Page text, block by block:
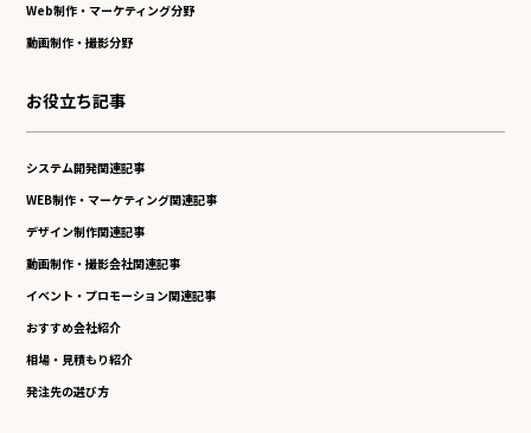
Web制作・マーケティング分野
動画制作・撮影分野
お役立ち記事
システム開発関連記事
WEB制作・マーケティング関連記事
デザイン制作関連記事
動画制作・撮影会社関連記事
イベント・プロモーション関連記事
おすすめ会社紹介
相場・見積もり紹介
発注先の選び方